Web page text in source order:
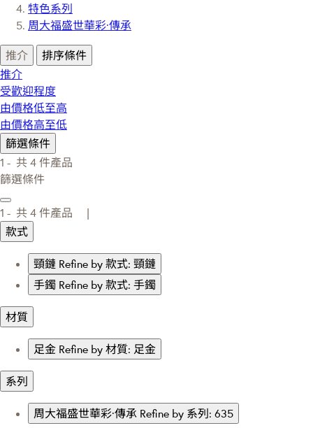
特色系列
周大福盛世華彩·傳承
推介
排序條件
推介
受歡迎程度
由價格低至高
由價格高至低
篩選條件
1 - 共 4 件產品
篩選條件
1 - 共 4 件產品 |
款式
頸鏈 Refine by 款式: 頸鏈
手鐲 Refine by 款式: 手鐲
材質
足金 Refine by 材質: 足金
系列
周大福盛世華彩·傳承 Refine by 系列: 635